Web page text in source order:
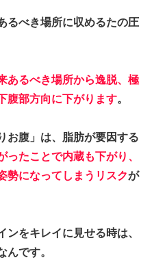
るべき場所に収めるたの圧
あるべき場所から逸脱、極
腹部方向に下がります。
お腹」は、脂肪が要因する
ったことで内蔵も下がり、
勢になってしまうリスクが
をキレイに見せる時は、
んです。